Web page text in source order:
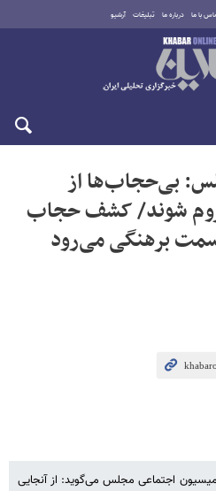
با ما درباره ما تبلیغات آرشیو
بی‌حجاب‌ها از
شوند/ کشف حجاب
سمت برهنگی می‌رود
کمیسیون اجتماعی مجلس می‌گوید: از آنجایی